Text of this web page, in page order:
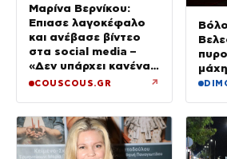
Μαρίνα Βερνίκου:
Έπιασε λαγοκέφαλο
και ανέβασε βίντεο
στα social media –
«Δεν υπάρχει κανένας
λόγος να φοβόμαστε»
COUSCOUS.GR ↗